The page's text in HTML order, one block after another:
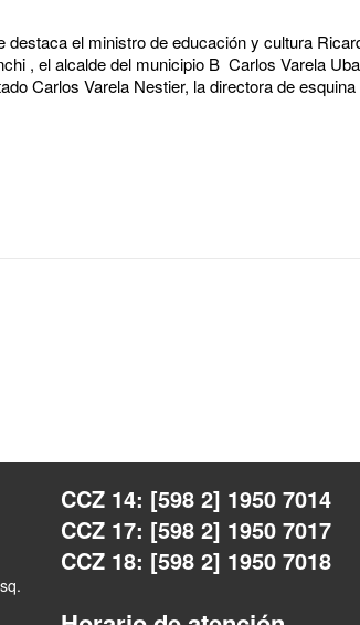
destaca el ministro de educación y cultura
, el alcalde del municipio B Carlos Varela
Carlos Varela Nestier, la directora de
CCZ 14: [598 2] 1950 7014
CCZ 17: [598 2] 1950 7017
CCZ 18: [598 2] 1950 7018